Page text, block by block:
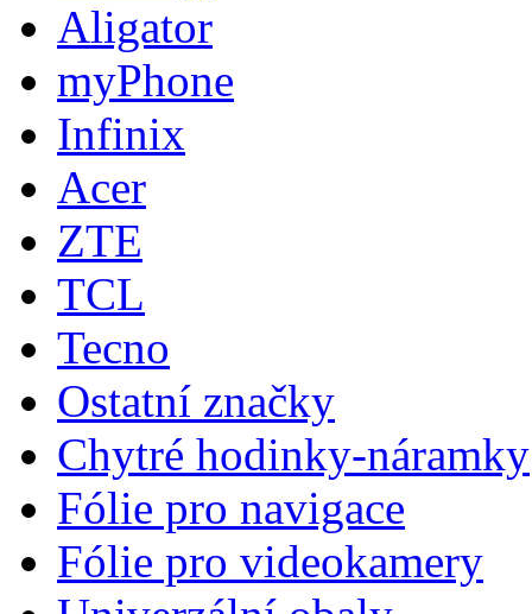
Aligator
myPhone
Infinix
Acer
ZTE
TCL
Tecno
Ostatní značky
Chytré hodinky-náramky
Fólie pro navigace
Fólie pro videokamery